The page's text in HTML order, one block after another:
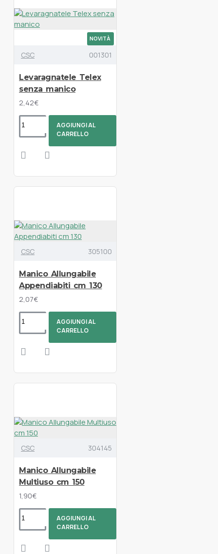
NOVITÀ
CSC 001301
Levaragnatele Telex
senza manico
2,42€
AGGIUNGI AL
CARRELLO
CSC 305100
Manico Allungabile
Appendiabiti cm 130
2,07€
AGGIUNGI AL
CARRELLO
CSC 304145
Manico Allungabile
Multiuso cm 150
1,90€
AGGIUNGI AL
CARRELLO